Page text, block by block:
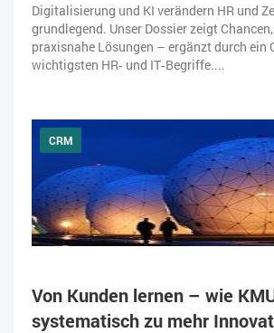
Digitalisierung und KI verändern HR und
grundlegend. Unser Dossier zeigt
praxisnahe Lösungen – ergänzt durch ein
wichtigsten HR‑ und IT‑Begriffe....
CRM
Von Kunden lernen – wie
systematisch zu mehr